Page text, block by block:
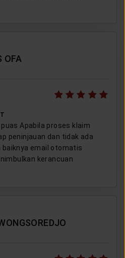
OFA
Apabila proses klaim
peninjauan dan tidak ada
baiknya email otomatis
kerancuan